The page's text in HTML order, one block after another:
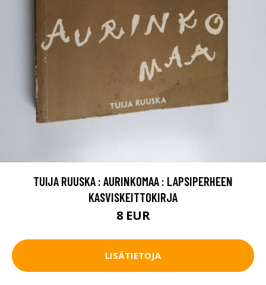
TUIJA RUUSKA : AURINKOMAA : LAPSIPERHEEN
KASVISKEITTOKIRJA
8 EUR
LISÄTIETOJA